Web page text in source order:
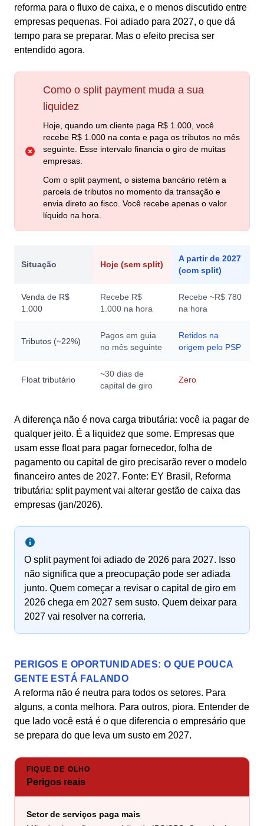
reforma para o fluxo de caixa, e o menos discutido entre
empresas pequenas. Foi adiado para 2027, o que dá
tempo para se preparar. Mas o efeito precisa ser
entendido agora.
Como o split payment muda a sua
liquidez
Hoje, quando um cliente paga R$ 1.000, você
recebe R$ 1.000 na conta e paga os tributos no mês
seguinte. Esse intervalo financia o giro de muitas
empresas.
Com o split payment, o sistema bancário retém a
parcela de tributos no momento da transação e
envia direto ao fisco. Você recebe apenas o valor
líquido na hora.
Situação Hoje (sem split)
A partir de 2027
(com split)
Venda de R$
1.000
Recebe R$
1.000 na hora
Recebe ~R$ 780
na hora
Tributos (~22%)
Pagos em guia
no mês seguinte
Retidos na
origem pelo PSP
Float tributário
~30 dias de
capital de giro
Zero
A diferença não é nova carga tributária: você ia pagar de
qualquer jeito. É a liquidez que some. Empresas que
usam esse float para pagar fornecedor, folha de
pagamento ou capital de giro precisarão rever o modelo
financeiro antes de 2027. Fonte: EY Brasil, Reforma
tributária: split payment vai alterar gestão de caixa das
empresas (jan/2026).
O split payment foi adiado de 2026 para 2027. Isso
não significa que a preocupação pode ser adiada
junto. Quem começar a revisar o capital de giro em
2026 chega em 2027 sem susto. Quem deixar para
2027 vai resolver na correria.
PERIGOS E OPORTUNIDADES: O QUE POUCA
GENTE ESTÁ FALANDO
A reforma não é neutra para todos os setores. Para
alguns, a conta melhora. Para outros, piora. Entender de
que lado você está é o que diferencia o empresário que
se prepara do que leva um susto em 2027.
FIQUE DE OLHO
Perigos reais
Setor de serviços paga mais